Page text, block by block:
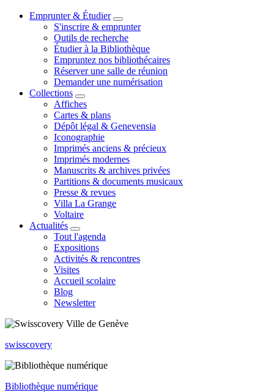
Emprunter & Étudier
S'inscrire & emprunter
Outils de recherche
Étudier à la Bibliothèque
Empruntez nos bibliothécaires
Réserver une salle de réunion
Demander une numérisation
Collections
Affiches
Cartes & plans
Dépôt légal & Genevensia
Iconographie
Imprimés anciens & précieux
Imprimés modernes
Manuscrits & archives privées
Partitions & documents musicaux
Presse & revues
Villa La Grange
Voltaire
Actualités
Tout l'agenda
Expositions
Activités & rencontres
Visites
Accueil scolaire
Blog
Newsletter
swisscovery
Bibliothèque numérique